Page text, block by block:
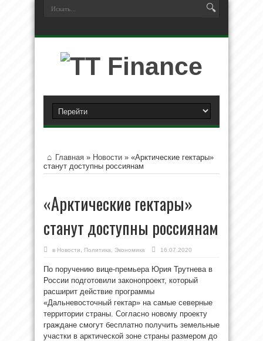
Главная » Новости » «Арктические гектары»
станут доступны россиянам
«Арктические гектары»
станут доступны россиянам
в Новости Политика Экономика 16.07.2020
По поручению вице-премьера Юрия Трутнева в
России подготовили законопроект, который
расширит действие программы
«Дальневосточный гектар» на самые северные
территории страны. Согласно новому проекту
граждане смогут бесплатно получить земельные
участки в арктической зоне страны размером до